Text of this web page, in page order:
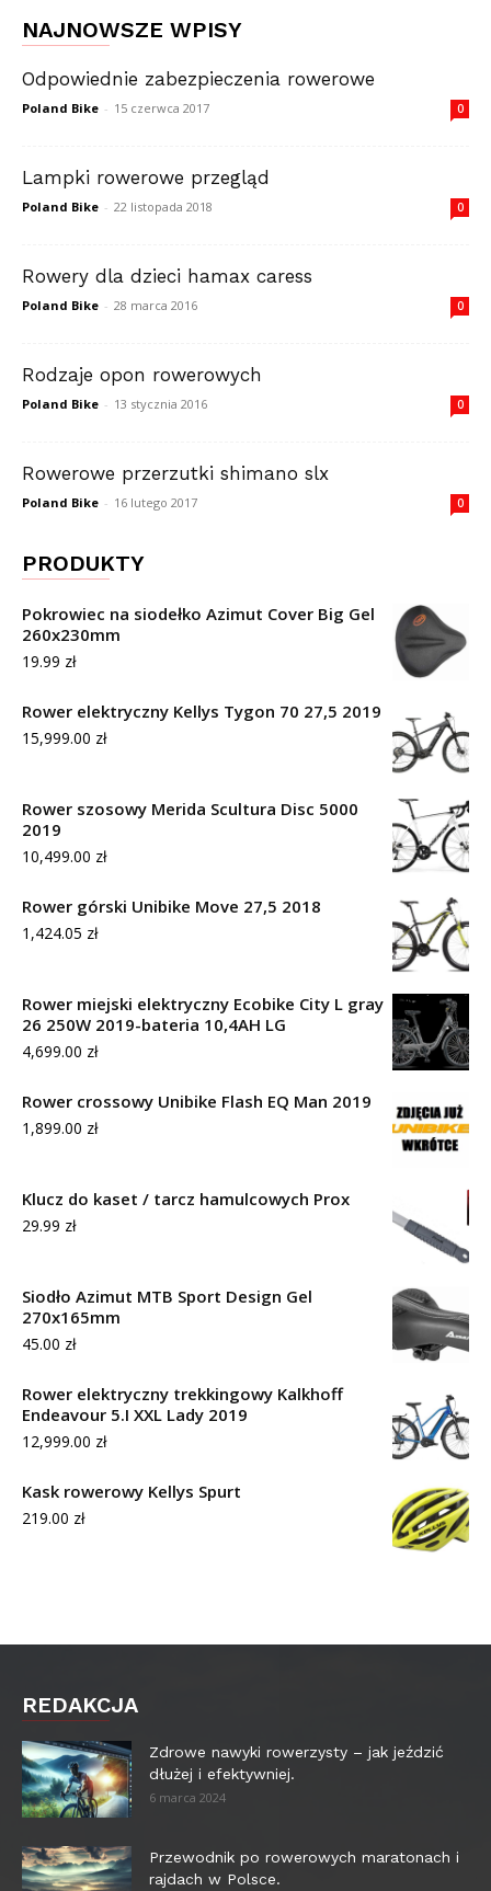
NAJNOWSZE WPISY
Odpowiednie zabezpieczenia rowerowe
Poland Bike - 15 czerwca 2017 0
Lampki rowerowe przegląd
Poland Bike - 22 listopada 2018 0
Rowery dla dzieci hamax caress
Poland Bike - 28 marca 2016 0
Rodzaje opon rowerowych
Poland Bike - 13 stycznia 2016 0
Rowerowe przerzutki shimano slx
Poland Bike - 16 lutego 2017 0
PRODUKTY
Pokrowiec na siodełko Azimut Cover Big Gel
260x230mm
19.99 zł
Rower elektryczny Kellys Tygon 70 27,5 2019
15,999.00 zł
Rower szosowy Merida Scultura Disc 5000
2019
10,499.00 zł
Rower górski Unibike Move 27,5 2018
1,424.05 zł
Rower miejski elektryczny Ecobike City L gray
26 250W 2019-bateria 10,4AH LG
4,699.00 zł
Rower crossowy Unibike Flash EQ Man 2019
1,899.00 zł
Klucz do kaset / tarcz hamulcowych Prox
29.99 zł
Siodło Azimut MTB Sport Design Gel
270x165mm
45.00 zł
Rower elektryczny trekkingowy Kalkhoff
Endeavour 5.I XXL Lady 2019
12,999.00 zł
Kask rowerowy Kellys Spurt
219.00 zł
REDAKCJA
Zdrowe nawyki rowerzysty – jak jeździć
dłużej i efektywniej.
6 marca 2024
Przewodnik po rowerowych maratonach i
rajdach w Polsce.